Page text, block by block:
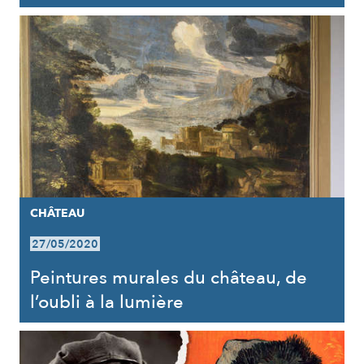
CHÂTEAU
27/05/2020
Peintures murales du château, de
l’oubli à la lumière